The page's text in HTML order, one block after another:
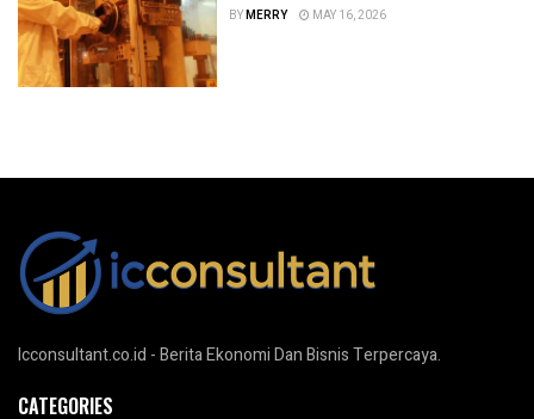
BYMERRY MAY 16, 2026
Icconsultant.co.id - Berita Ekonomi Dan Bisnis Terpercaya.
CATEGORIES